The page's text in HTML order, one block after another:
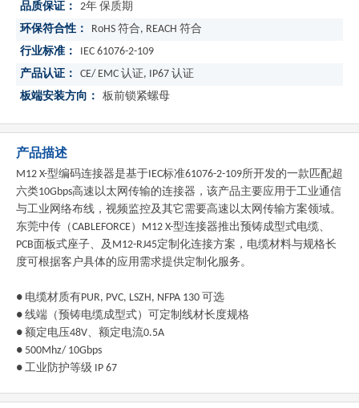
品质保证：
2年 保质期
环保符合性：
RoHS 符合, REACH 符合
行业标准：
IEC 61076-2-109
产品认证：
CE/ EMC 认证, IP67 认证
板端安装方向：
板前锁紧螺母
产品描述
M12 X-型编码连接器是基于IEC标准61076-2-109所开发的一款匹配超
六类10Gbps高速以太网传输的连接器，该产品主要应用于工业通信
与工业网络布线，视频监控及其它需要高速以太网传输方案领域。
东莞中传（CABLEFORCE） M12 X-型连接器推出预铸成型式电缆、
PCB面板式座子、及M12-RJ45定制化连接方案，电缆材料与规格长
度可根据客户具体的应用需求提供定制化服务。
● 电缆材质有PUR, PVC, LSZH, NFPA 130 可选
● 线端（预铸电缆成型式）可定制线材长度规格
● 额定电压48V、额定电流0.5A
● 500Mhz/ 10Gbps
● 工业防护等级 IP 67